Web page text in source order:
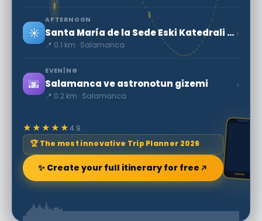
☀️
AFTERNOON
Santa María de la Sede Eski Katedrali (Eski Katedral)
📍 0.1 km · Salamanca
›
🌆
EVENING
Salamanca ve astronotun gizemi
📍 0.2 km · Salamanca
›
★★★★★4.9
🏆 The most innovative Trip Planner 2026
✨ Create your full itinerary for free